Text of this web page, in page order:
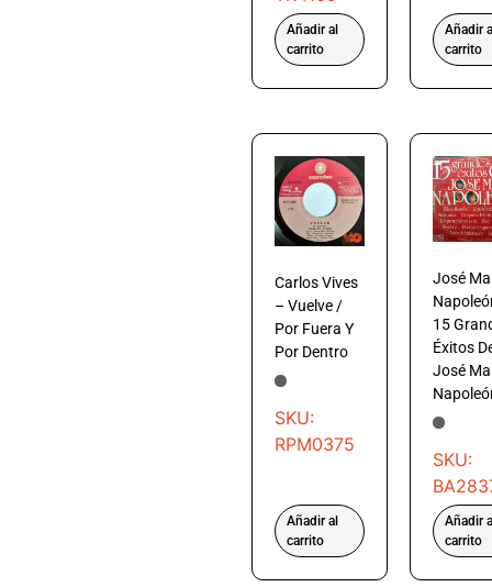
Añadir al
carrito
Añadir
carrito
Carlos Vives
– Vuelve /
Por Fuera Y
Por Dentro
SKU:
RPM0375
Añadir al
carrito
José
15
Éxitos
José
SKU:
Añadir
carrito